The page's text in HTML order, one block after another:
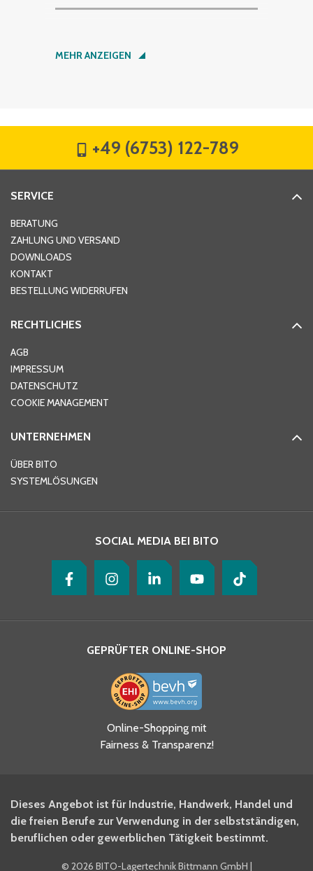
Nachname*
Hausnummer
Ort*
Telefon
Ja, ich habe die
Datenschutzhinweise gelesen
und akzeptiere diese.
BITO Newsletter Fachwissen
Intralogistiker anmelden.
MEHR ANZEIGEN
+49 (6753) 122-789
SERVICE
BERATUNG
ZAHLUNG UND VERSAND
DOWNLOADS
KONTAKT
BESTELLUNG WIDERRUFEN
RECHTLICHES
AGB
IMPRESSUM
DATENSCHUTZ
COOKIE MANAGEMENT
UNTERNEHMEN
ÜBER BITO
SYSTEMLÖSUNGEN
SOCIAL MEDIA BEI BITO
GEPRÜFTER ONLINE-SHOP
Online-Shopping mit
Fairness & Transparenz!
Dieses Angebot ist für Industrie, Handwerk, Handel und
die freien Berufe zur Verwendung in der selbstständigen,
beruflichen oder gewerblichen Tätigkeit bestimmt.
© 2026 BITO-Lagertechnik Bittmann GmbH |